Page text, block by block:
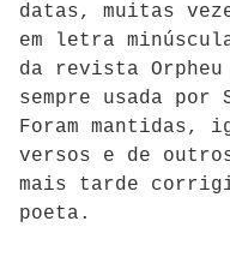
datas, muitas
em letra
da revista
sempre usada por
Foram mantidas,
versos e de
mais tarde
poeta.